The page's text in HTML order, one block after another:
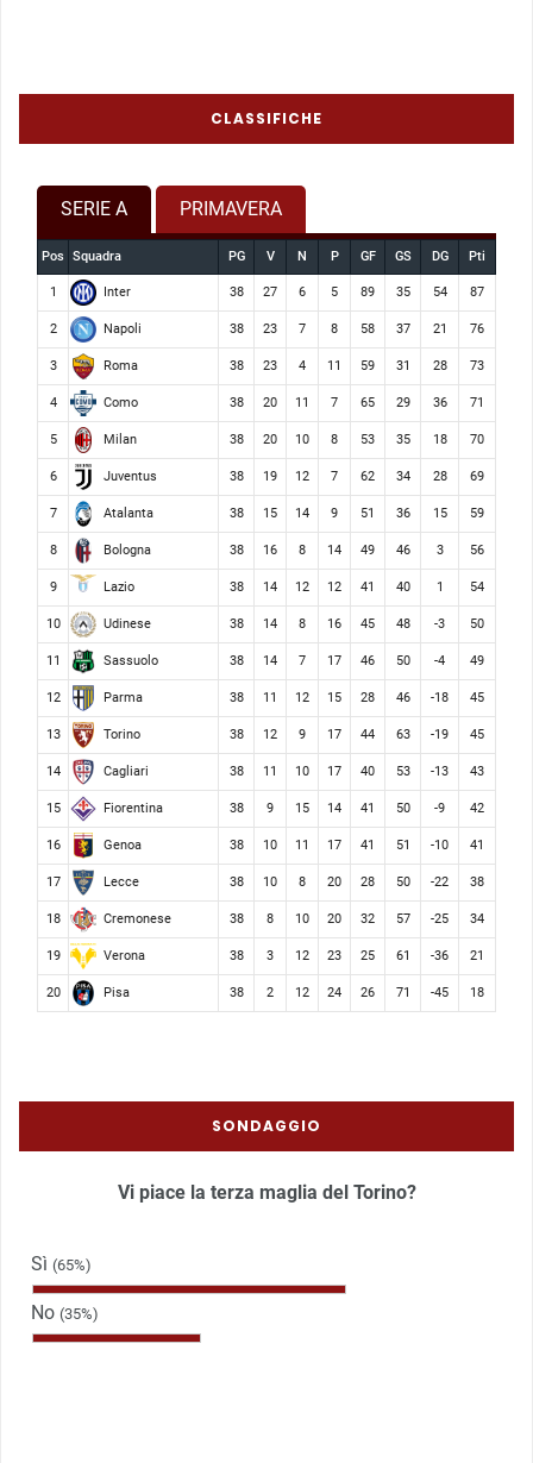
CLASSIFICHE
SERIE A PRIMAVERA
Pos Squadra PG V N P GF GS DG Pti
1 Inter 38 27 6 5 89 35 54 87
2 Napoli 38 23 7 8 58 37 21 76
3 Roma 38 23 4 11 59 31 28 73
4 Como 38 20 11 7 65 29 36 71
5 Milan 38 20 10 8 53 35 18 70
6 Juventus 38 19 12 7 62 34 28 69
7 Atalanta 38 15 14 9 51 36 15 59
8 Bologna 38 16 8 14 49 46 3 56
9 Lazio 38 14 12 12 41 40 1 54
10 Udinese 38 14 8 16 45 48 -3 50
11 Sassuolo 38 14 7 17 46 50 -4 49
12 Parma 38 11 12 15 28 46 -18 45
13 Torino 38 12 9 17 44 63 -19 45
14 Cagliari 38 11 10 17 40 53 -13 43
15 Fiorentina 38 9 15 14 41 50 -9 42
16 Genoa 38 10 11 17 41 51 -10 41
17 Lecce 38 10 8 20 28 50 -22 38
18 Cremonese 38 8 10 20 32 57 -25 34
19 Verona 38 3 12 23 25 61 -36 21
20 Pisa 38 2 12 24 26 71 -45 18
SONDAGGIO
Vi piace la terza maglia del Torino?
Sì (65%)
No (35%)